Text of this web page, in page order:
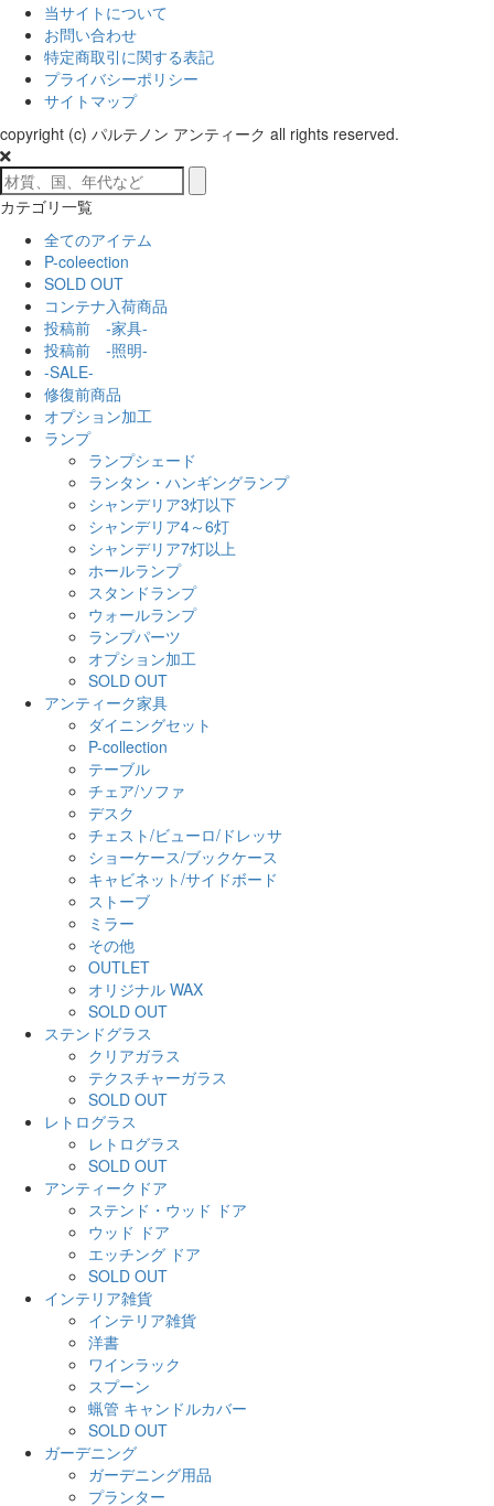
当サイトについて
お問い合わせ
特定商取引に関する表記
プライバシーポリシー
サイトマップ
copyright (c) パルテノン アンティーク all rights reserved.
カテゴリ一覧
全てのアイテム
P-coleection
SOLD OUT
コンテナ入荷商品
投稿前 -家具-
投稿前 -照明-
-SALE-
修復前商品
オプション加工
ランプ
ランプシェード
ランタン・ハンギングランプ
シャンデリア3灯以下
シャンデリア4～6灯
シャンデリア7灯以上
ホールランプ
スタンドランプ
ウォールランプ
ランプパーツ
オプション加工
SOLD OUT
アンティーク家具
ダイニングセット
P-collection
テーブル
チェア/ソファ
デスク
チェスト/ビューロ/ドレッサ
ショーケース/ブックケース
キャビネット/サイドボード
ストーブ
ミラー
その他
OUTLET
オリジナル WAX
SOLD OUT
ステンドグラス
クリアガラス
テクスチャーガラス
SOLD OUT
レトログラス
レトログラス
SOLD OUT
アンティークドア
ステンド・ウッド ドア
ウッド ドア
エッチング ドア
SOLD OUT
インテリア雑貨
インテリア雑貨
洋書
ワインラック
スプーン
蝋管 キャンドルカバー
SOLD OUT
ガーデニング
ガーデニング用品
プランター